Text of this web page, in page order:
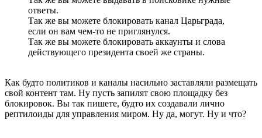
ответы.
Так же вы можете блокировать канал Царьграда,
если он вам чем-то не приглянулся.
Так же вы можете блокировать аккаунты и слова
действующего президента своей же страны.
Как будто политиков и каналы насильно заставляли размещать
свой контент там. Ну пусть запилят свою площадку без
блокировок. Вы так пишете, будто их создавали лично
рептилоиды для управления миром. Ну да, могут. Ну и что?